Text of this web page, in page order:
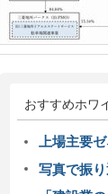
おすすめホワ
上場主要
写真で振り